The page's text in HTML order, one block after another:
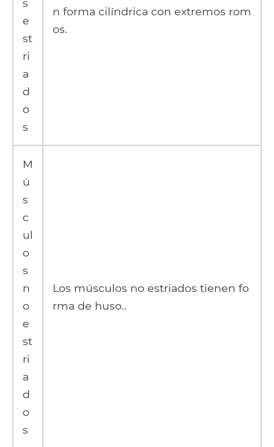
s
e
st
ri
a
d
o
s
n forma cilíndrica con extremos rom
os.
M
ú
s
c
ul
o
s
n
o
e
st
ri
a
d
o
s
Los músculos no estriados tienen fo
rma de huso..